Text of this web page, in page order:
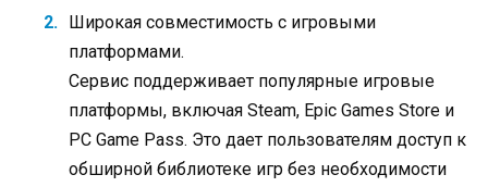
Широкая совместимость с игровыми
платформами.
Сервис поддерживает популярные игровые
платформы, включая Steam, Epic Games Store и
PC Game Pass. Это дает пользователям доступ к
обширной библиотеке игр без необходимости